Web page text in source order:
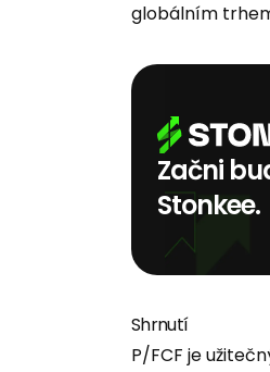
globálním
Začni
Stonkee.
Shrnutí
P/FCF je